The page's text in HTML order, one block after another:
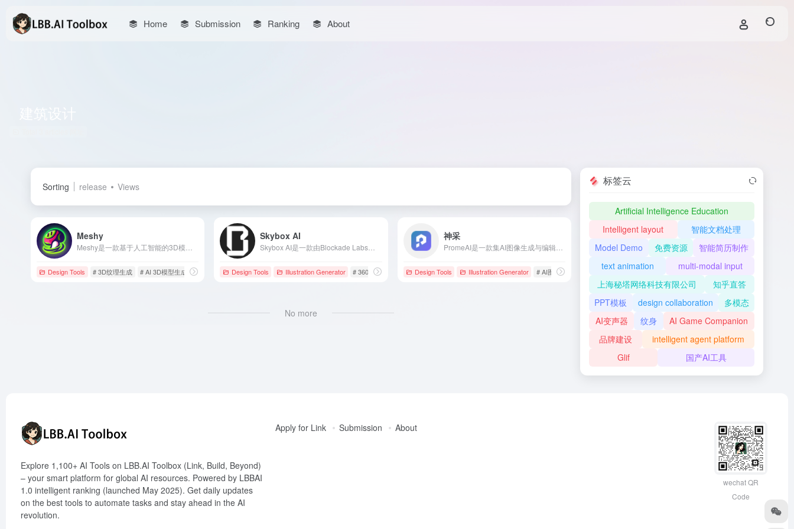
Home Submission Ranking About
Sorting release Views
Meshy
Design Tools # 3D纹理生成 # AI 3D模型生成 # AI设计工具
Skybox AI
Design Tools Illustration Generator # 360°全景图像 # AI图像生成 # AI图片插画生成
神采
Design Tools Illustration Generator # AI图片插画生成 # AI设计工具 # PromeAI
No more
标签云
Artificial Intelligence Education
Intelligent layout
智能文档处理
Model Demo
免费资源
智能简历制作
text animation
multi-modal input
上海秘塔网络科技有限公司
知乎直答
PPT模板
design collaboration
多模态
AI变声器
纹身
AI Game Companion
品牌建设
intelligent agent platform
Glif
国产AI工具
Explore 1,100+ AI Tools on LBB.AI Toolbox (Link, Build, Beyond)
– your smart platform for global AI resources. Powered by LBBAI
1.0 intelligent ranking (launched May 2025). Get daily updates
on the best tools to automate tasks and stay ahead in the AI
revolution.
Apply for Link Submission About
wechat QR
Code